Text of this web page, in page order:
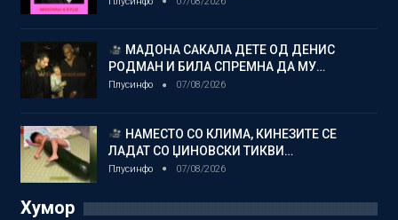
МАДОНА САКАЛА ДЕТЕ ОД ДЕНИС
РОДМАН И БИЛА СПРЕМНА ДА МУ…
Плусинфо 07/08/2026
НАМЕСТО СО КЛИМА, КИНЕЗИТЕ СЕ
ЛАДАТ СО ЏИНОВСКИ ТИКВИ…
Плусинфо 07/08/2026
Хумор